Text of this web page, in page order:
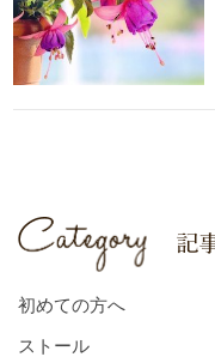
初めての方へ
ストール